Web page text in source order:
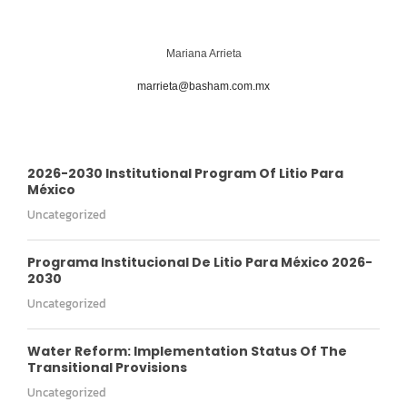
Mariana Arrieta
marrieta@basham.com.mx
2026-2030 Institutional Program Of Litio Para
México
Uncategorized
Programa Institucional De Litio Para México 2026-
2030
Uncategorized
Water Reform: Implementation Status Of The
Transitional Provisions
Uncategorized